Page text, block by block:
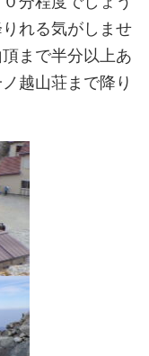
れる気がしませ
まで半分以上あ
越山荘まで降り